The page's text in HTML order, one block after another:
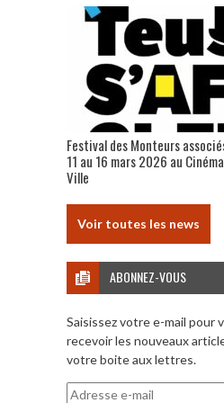
Festival des Monteurs
11 au 16 mars 2026 au
Ville
Voir toutes les news
ABONNEZ-VOUS
Saisissez votre e-mail pour
recevoir les nouveaux
votre boite aux lettres.
Adresse